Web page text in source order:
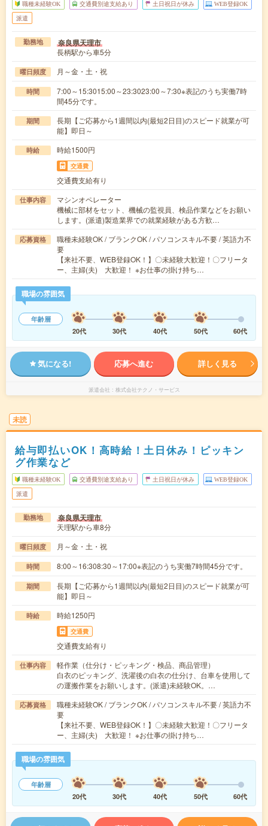
職種未経験OK 交通費別途支給あり 土日祝日が休み WEB登録OK
派遣
勤務地 奈良県天理市
長柄駅から車5分
曜日頻度 月～金・土・祝
時間
7:00～15:3015:00～23:3023:00～7:30※表記のうち実働7時
間45分です。
期間
長期【ご応募から1週間以内(最短2日目)のスピード就業が可
能】即日～
時給 時給1500円
交通費
交通費支給有り
仕事内容
マシンオペレーター
機械に部材をセット、機械の監視員、検品作業などをお願い
します。(派遣)製造業界での就業経験がある方歓…
応募資格
職種未経験OK / ブランクOK / パソコンスキル不要 / 英語力不
要
【来社不要、WEB登録OK！】〇未経験大歓迎！〇フリータ
ー、主婦(夫) 大歓迎！ ※お仕事の掛け持ち…
職場の雰囲気
年齢層
20代
30代 40代 50代 60代
気になる! 応募へ進む 詳しく見る
派遣会社 株式会社テクノ・サービス
未読
給与即払いOK！高時給！土日休み！ピッキン
グ作業など
職種未経験OK 交通費別途支給あり 土日祝日が休み WEB登録OK
派遣
勤務地 奈良県天理市
天理駅から車8分
曜日頻度 月～金・土・祝
時間 8:00～16:308:30～17:00※表記のうち実働7時間45分です。
期間
長期【ご応募から1週間以内(最短2日目)のスピード就業が可
能】即日～
時給 時給1250円
交通費
交通費支給有り
仕事内容
軽作業（仕分け・ピッキング・検品、商品管理）
白衣のピッキング、洗濯後の白衣の仕分け、台車を使用して
の運搬作業をお願いします。(派遣)未経験OK。…
応募資格
職種未経験OK / ブランクOK / パソコンスキル不要 / 英語力不
要
【来社不要、WEB登録OK！】〇未経験大歓迎！〇フリータ
ー、主婦(夫) 大歓迎！ ※お仕事の掛け持ち…
職場の雰囲気
年齢層
20代
30代 40代 50代 60代